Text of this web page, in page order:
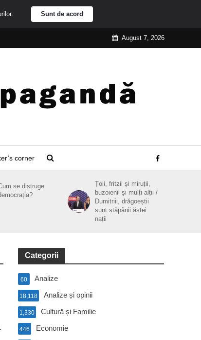
August 7, 2026
corner
se distruge
Țoii, fritzii și miruții,
buzoienii și mulți alții /
Dumitriii, drăgoeștii
sunt stăpânii ăstei
nații
Categorii
Analize
60
Analize și opinii
18,118
Cultură și Familie
1,330
Economie
446
Sunt de acord